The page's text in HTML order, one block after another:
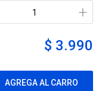
+
$ 3.990
AGREGA AL CARRO